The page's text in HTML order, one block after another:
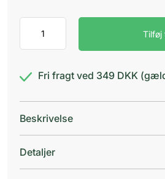
handsker
u/pud.
Tilføj
Fri fragt ved 349 DKK
Beskrivelse
Detaljer